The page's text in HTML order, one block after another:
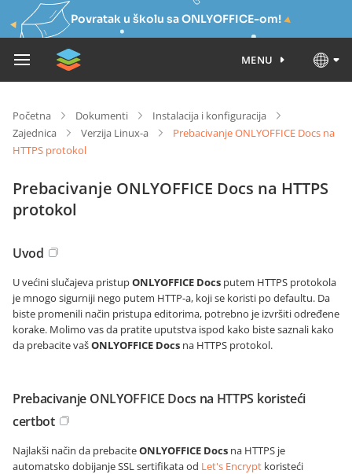
Povratak u školu sa ONLYOFFICE-om!
MENU
Početna Dokumenti
Instalacija i konfiguracija
Zajednica
Verzija Linux-a
Prebacivanje ONLYOFFICE Docs na
HTTPS protokol
Prebacivanje ONLYOFFICE Docs na HTTPS
protokol
Uvod
U većini slučajeva pristupONLYOFFICE Docs putem HTTPS protokola
je mnogo sigurniji nego putem HTTP-a, koji se koristi po defaultu. Da
biste promenili način pristupa editorima, potrebno je izvršiti određene
korake. Molimo vas da pratite uputstva ispod kako biste saznali kako
da prebacite vašONLYOFFICE Docs na HTTPS protokol.
Prebacivanje ONLYOFFICE Docs na HTTPS koristeći
certbot
Najlakši način da prebaciteONLYOFFICE Docs na HTTPS je
automatsko dobijanje SSL sertifikata od Let's Encrypt koristeći